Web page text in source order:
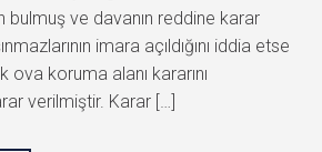
bulmuş ve davanın reddine karar
imara açıldığını iddia etse
ova koruma alanı kararını
verilmiştir. Karar […]